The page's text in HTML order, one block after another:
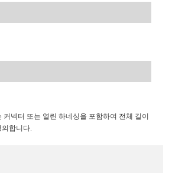
넥터 또는 열린 하네싱을 포함하여 전체 길이
합니다.